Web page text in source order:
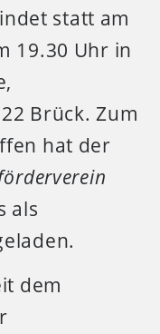
statt am
19.30 Uhr in
Brück. Zum
hat der
als
dem